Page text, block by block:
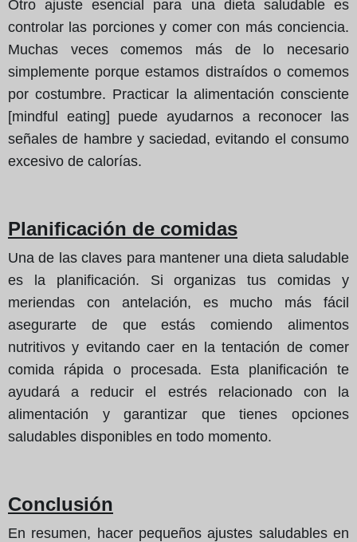
Otro ajuste esencial para una dieta saludable es
controlar las porciones y comer con más conciencia.
Muchas veces comemos más de lo necesario
simplemente porque estamos distraídos o comemos
por costumbre. Practicar la alimentación consciente
[mindful eating] puede ayudarnos a reconocer las
señales de hambre y saciedad, evitando el consumo
excesivo de calorías.
Planificación de comidas
Una de las claves para mantener una dieta saludable
es la planificación. Si organizas tus comidas y
meriendas con antelación, es mucho más fácil
asegurarte de que estás comiendo alimentos
nutritivos y evitando caer en la tentación de comer
comida rápida o procesada. Esta planificación te
ayudará a reducir el estrés relacionado con la
alimentación y garantizar que tienes opciones
saludables disponibles en todo momento.
Conclusión
En resumen, hacer pequeños ajustes saludables en